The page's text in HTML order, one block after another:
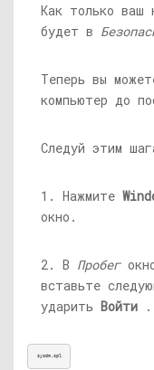
Как только ваш
будет в
Теперь вы
компьютер до
Следуй этим
1. Нажмите
окно.
2. В Пробег
вставьте
ударить Войти .
sysdm.cpl